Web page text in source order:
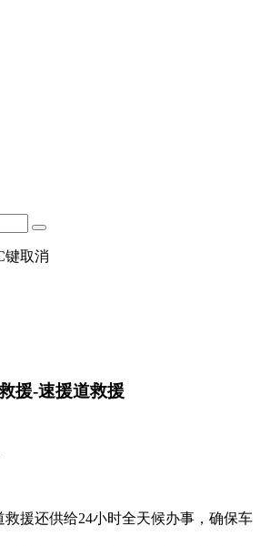
键取消
援-速援道救援
援还供给24小时全天候办事，确保车